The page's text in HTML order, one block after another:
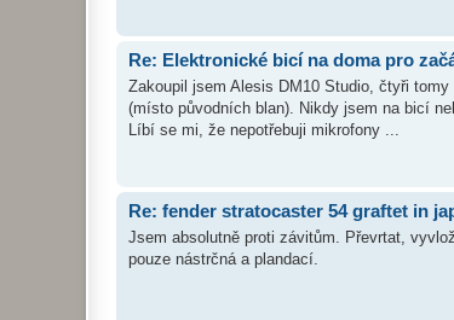
Re: Elektronické bicí na doma pro
Zakoupil jsem Alesis DM10 Studio, čtyři
(místo původních blan). Nikdy jsem na bicí
Líbí se mi, že nepotřebuji mikrofony ...
Re: fender stratocaster 54 graftet in
Jsem absolutně proti závitům. Převrtat,
pouze nástrčná a plandací.